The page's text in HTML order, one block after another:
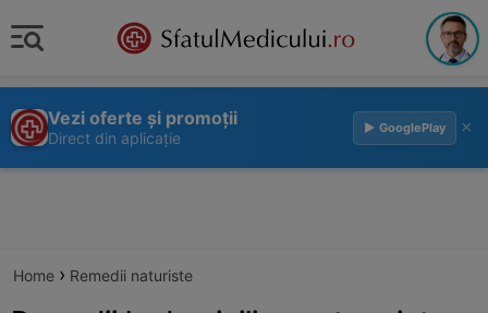
Vezi oferte și promoții
Direct din aplicație
▶ GooglePlay ×
Home › Remedii naturiste